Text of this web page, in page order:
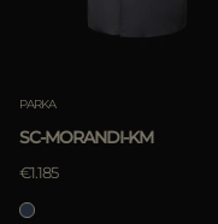
PARKA
SC-MORANDI-KM
€1.185